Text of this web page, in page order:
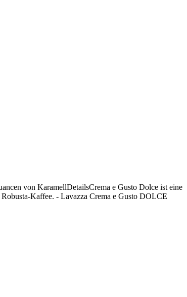
von KaramellDetailsCrema e Gusto Dolce ist eine
Kaffee. - Lavazza Crema e Gusto DOLCE